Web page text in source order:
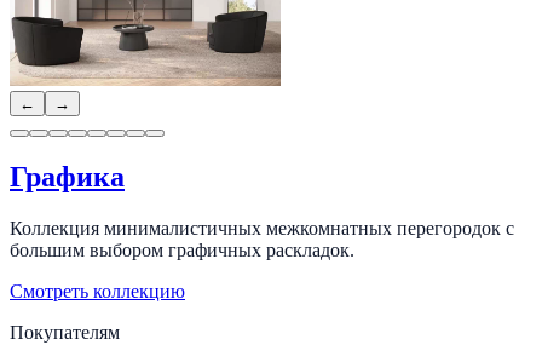
← →
Графика
Коллекция минималистичных межкомнатных перегородок с
большим выбором графичных раскладок.
Смотреть коллекцию
Покупателям